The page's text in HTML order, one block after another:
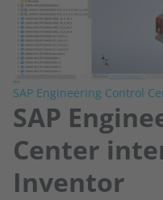
SAP Engineering Control
SAP
Center
Inventor